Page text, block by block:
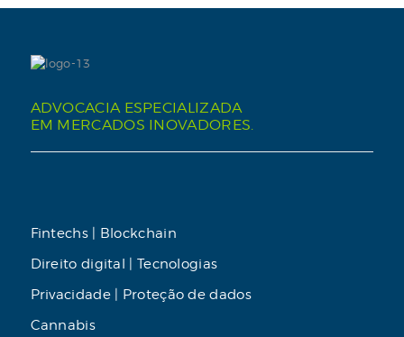
ADVOCACIA ESPECIALIZADA
EM MERCADOS INOVADORES.
Fintechs | Blockchain
Direito digital | Tecnologias
Privacidade | Proteção de dados
Cannabis